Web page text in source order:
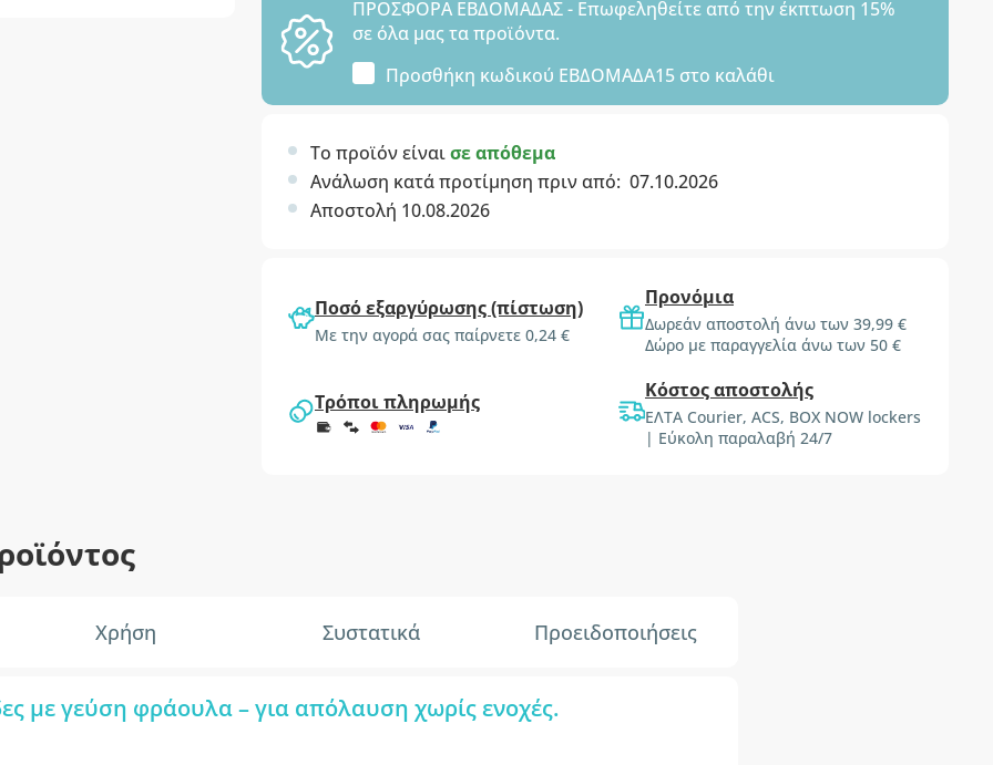
ΠΡΟΣΦΟΡΑ ΕΒΔΟΜΑΔΑΣ - Επωφεληθείτε από την έκπτωση 15%
σε όλα μας τα προϊόντα.
Προσθήκη κωδικού ΕΒΔΟΜΑΔΑ15 στο καλάθι
Το προϊόν είναισε απόθεμα
Ανάλωση κατά προτίμηση πριν από: 07.10.2026
Αποστολή 10.08.2026
Ποσό εξαργύρωσης (πίστωση)
Με την αγορά σας παίρνετε 0,24 €
Προνόμια
Δωρεάν αποστολή άνω των 39,99 €
Δώρο με παραγγελία άνω των 50 €
Τρόποι πληρωμής Κόστος αποστολής
ΕΛΤΑ Courier, ACS, BOX NOW lockers
| Εύκολη παραλαβή 24/7
Χρήση Συστατικά Προειδοποιήσεις
με γεύση φράουλα – για απόλαυση χωρίς ενοχές.